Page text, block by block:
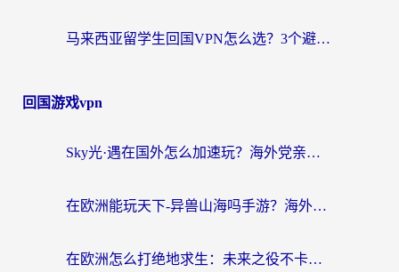
马来西亚留学生回国VPN怎么选？3个避坑点+1款实测好用的加速器推荐
回国游戏vpn
Sky光·遇在国外怎么加速玩？海外党亲测有效的国服游戏加速指南
在欧洲能玩天下-异兽山海吗手游？海外玩家的加速器生存指南
在欧洲怎么打绝地求生：未来之役不卡？留学生亲测的加速器避坑指南